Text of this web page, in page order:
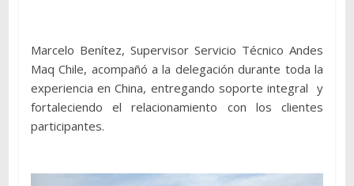
Marcelo Benítez, Supervisor Servicio Técnico Andes
Maq Chile, acompañó a la delegación durante toda la
experiencia en China, entregando soporte integral y
fortaleciendo el relacionamiento con los clientes
participantes.